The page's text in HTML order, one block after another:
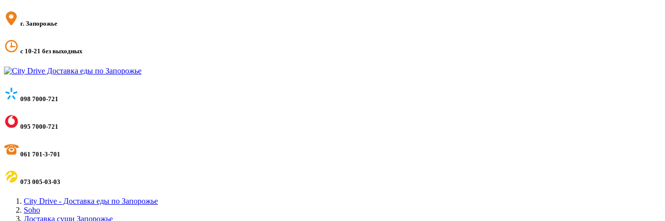
г. Запорожье
с 10-21 без выходных
098 7000-721
095 7000-721
061 701-3-701
073 005-03-03
City Drive - Доставка еды по Запорожье
Soho
Доставка суши Запорожье